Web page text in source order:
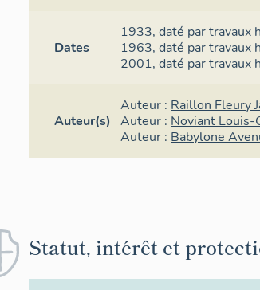
Dates
1933,daté par travaux
1963,daté par travaux
2001,daté par travaux
Auteur(s)
Auteur : Raillon Fleury
Auteur : Noviant Louis-
Auteur : Babylone
Statut, intérêt et